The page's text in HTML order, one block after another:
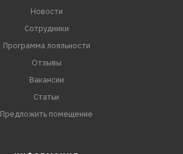
Новости
Сотрудники
Программа лояльности
Отзывы
Вакансии
Статьи
Предложить помещение